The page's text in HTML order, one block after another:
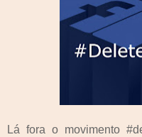
Lá fora o movimento